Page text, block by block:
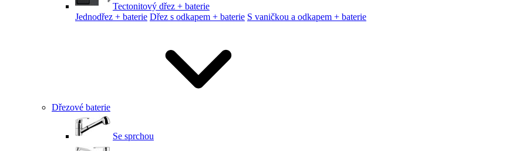
Tectonitový dřez + baterie
Jednodřez + baterie Dřez s odkapem + baterie S vaničkou a odkapem + baterie
Dřezové baterie
Se sprchou